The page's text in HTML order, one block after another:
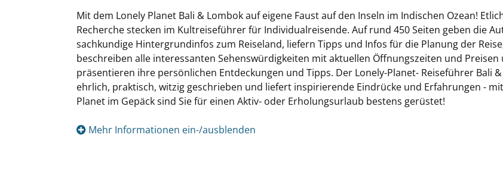
Mit dem Lonely Planet Bali & Lombok auf eigene Faust auf den Inseln im Indischen Ozean!
Recherche stecken im Kultreiseführer für Individualreisende. Auf rund 450 Seiten geben die
sachkundige Hintergrundinfos zum Reiseland, liefern Tipps und Infos für die Planung der
beschreiben alle interessanten Sehenswürdigkeiten mit aktuellen Öffnungszeiten und Preisen
präsentieren ihre persönlichen Entdeckungen und Tipps. Der Lonely-Planet- Reiseführer Bali
ehrlich, praktisch, witzig geschrieben und liefert inspirierende Eindrücke und Erfahrungen -
Planet im Gepäck sind Sie für einen Aktiv- oder Erholungsurlaub bestens gerüstet!
Mehr Informationen ein-/ausblenden